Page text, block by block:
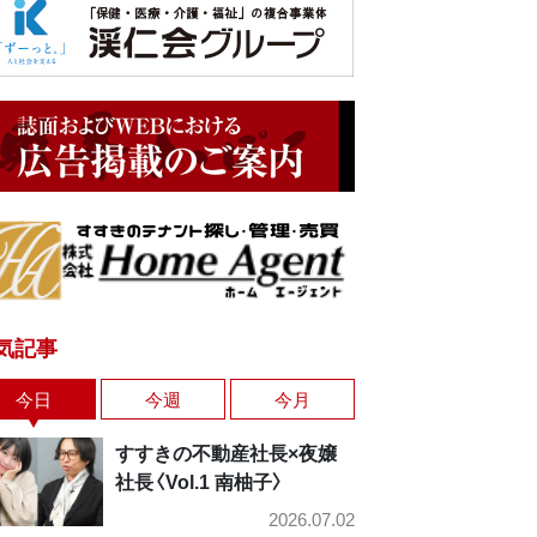
記事
今日 今週 今月
すすきの不動産社長×夜嬢
社長〈Vol.1 南柚子〉
2026.07.02